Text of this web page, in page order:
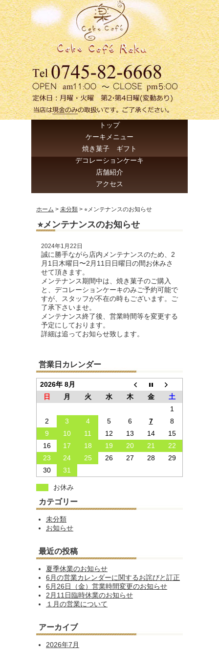
トップ
ケーキメニュー
焼き菓子 ギフト
デコレーションケーキ
店舗紹介
アクセス
ホーム > 未分類 > ⭐︎メンテナンスのお知らせ
⭐︎メンテナンスのお知らせ
2024年1月22日
誠に勝手ながら店内メンテナンスのため、2
月1日木曜日〜2月11日日曜日の間お休みさ
せて頂きます。
メンテナンス期間中は、焼き菓子のご購入
と、デコレーションケーキのみご予約可能で
すが、スタッフが不在の時もございます。ご
了承下さいませ。
メンテナンス終了後、営業時間等を変更する
予定にしております。
詳細は追ってお知らせ致します。
営業日カレンダー
2026年 8月
日
月 火 水 木 金
土
1
2
3 4 5 6 7
8
9
10 11 12 13 14
15
16
17 18 19 20 21
22
23
24 25 26 27 28
29
30
31
お休み
カテゴリー
未分類
お知らせ
最近の投稿
夏季休業のお知らせ
6月の営業カレンダーに関するお詫びと訂正
6月26日（金）営業時間変更のお知らせ
2月11日臨時休業のお知らせ
１月の営業について
アーカイブ
2026年7月